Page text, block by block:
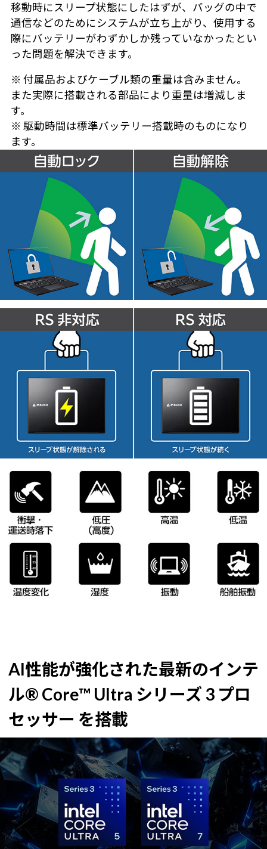
移動時にスリープ状態にしたはずが、バッグの中で
通信などのためにシステムが立ち上がり、使用する
際にバッテリーがわずかしか残っていなかったとい
った問題を解決できます。
※ 付属品およびケーブル類の重量は含みません。
また実際に搭載される部品により重量は増減しま
す。
※ 駆動時間は標準バッテリー搭載時のものになり
ます。
AI性能が強化された最新のインテ
ル® Core™ Ultra シリーズ 3 プロ
セッサー を搭載